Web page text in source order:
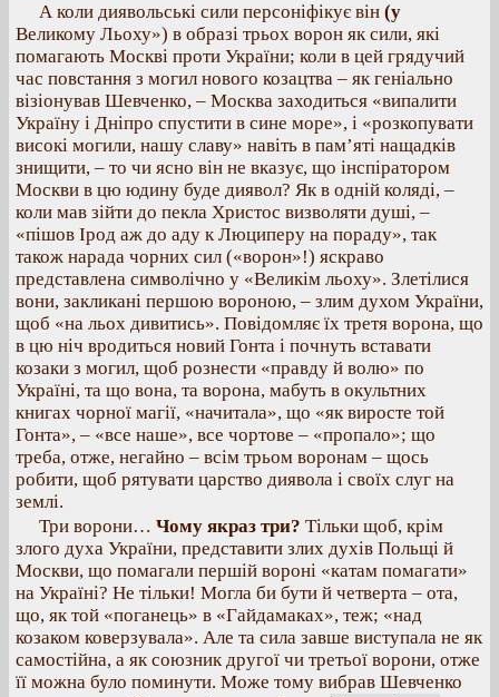
А коли диявольські сили персоніфікує він (у
Великому Льоху») в образі трьох ворон як сили, які
помагають Москві проти України; коли в цей грядучий
час повстання з могил нового козацтва – як геніально
візіонував Шевченко, – Москва заходиться «випалити
Україну і Дніпро спустити в сине море», і «розкопувати
високі могили, нашу славу» навіть в пам’яті нащадків
знищити, – то чи ясно він не вказує, що інспіратором
Москви в цю юдину буде диявол? Як в одній коляді, –
коли мав зійти до пекла Христос визволяти душі, –
«пішов Ірод аж до аду к Люциперу на пораду», так
також нарада чорних сил («ворон»!) яскраво
представлена символічно у «Великім льоху». Злетілися
вони, закликані першою вороною, – злим духом України,
щоб «на льох дивитись». Повідомляє їх третя ворона, що
в цю ніч вродиться новий Гонта і почнуть вставати
козаки з могил, щоб рознести «правду й волю» по
Україні, та що вона, та ворона, мабуть в окультних
книгах чорної магії, «начитала», що «як виросте той
Гонта», – «все наше», все чортове – «пропало»; що
треба, отже, негайно – всім трьом воронам – щось
робити, щоб рятувати царство диявола і своїх слуг на
землі.
Три ворони… Чому якраз три? Тільки щоб, крім
злого духа України, представити злих духів Польщі й
Москви, що помагали першій вороні «катам помагати»
на Україні? Не тільки! Могла би бути й четверта – ота,
що, як той «поганець» в «Гайдамаках», теж; «над
козаком коверзувала». Але та сила завше виступала не як
самостійна, а як союзник другої чи третьої ворони, отже
її можна було поминути. Може тому вибрав Шевченко